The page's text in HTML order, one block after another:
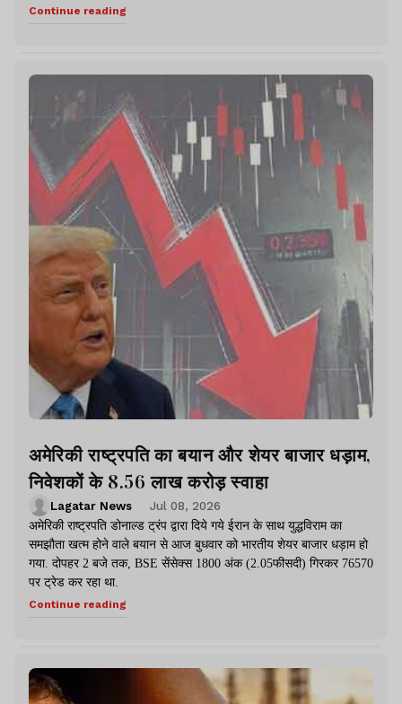
Continue reading
अमेरिकी राष्ट्रपति का बयान और शेयर बाजार धड़ाम,
निवेशकों के 8.56 लाख करोड़ स्वाहा
Lagatar News
Jul 08, 2026
अमेरिकी राष्ट्रपति डोनाल्ड ट्रंप द्वारा दिये गये ईरान के साथ युद्धविराम का
समझौता खत्म होने वाले बयान से आज बुधवार को भारतीय शेयर बाजार धड़ाम हो
गया. दोपहर 2 बजे तक, BSE सेंसेक्स 1800 अंक (2.05फीसदी) गिरकर 76570
पर ट्रेड कर रहा था.
Continue reading